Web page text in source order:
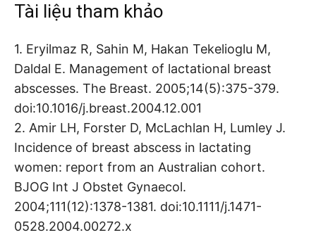
Tài liệu tham khảo
1. Eryilmaz R, Sahin M, Hakan Tekelioglu M,
Daldal E. Management of lactational breast
abscesses. The Breast. 2005;14(5):375-379.
doi:10.1016/j.breast.2004.12.001
2. Amir LH, Forster D, McLachlan H, Lumley J.
Incidence of breast abscess in lactating
women: report from an Australian cohort.
BJOG Int J Obstet Gynaecol.
2004;111(12):1378-1381. doi:10.1111/j.1471-
0528.2004.00272.x